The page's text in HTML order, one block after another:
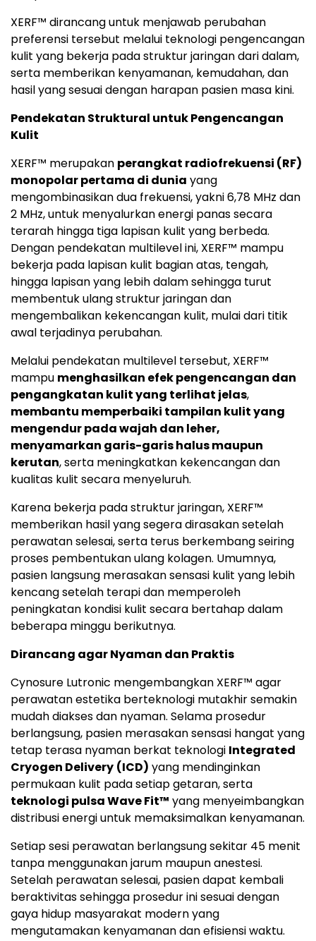
XERF™ dirancang untuk menjawab perubahan
preferensi tersebut melalui teknologi pengencangan
kulit yang bekerja pada struktur jaringan dari dalam,
serta memberikan kenyamanan, kemudahan, dan
hasil yang sesuai dengan harapan pasien masa kini.
Pendekatan Struktural untuk Pengencangan
Kulit
XERF™ merupakan perangkat radiofrekuensi (RF)
monopolar pertama di dunia yang
mengombinasikan dua frekuensi, yakni 6,78 MHz dan
2 MHz, untuk menyalurkan energi panas secara
terarah hingga tiga lapisan kulit yang berbeda.
Dengan pendekatan multilevel ini, XERF™ mampu
bekerja pada lapisan kulit bagian atas, tengah,
hingga lapisan yang lebih dalam sehingga turut
membentuk ulang struktur jaringan dan
mengembalikan kekencangan kulit, mulai dari titik
awal terjadinya perubahan.
Melalui pendekatan multilevel tersebut, XERF™
mampu menghasilkan efek pengencangan dan
pengangkatan kulit yang terlihat jelas,
membantu memperbaiki tampilan kulit yang
mengendur pada wajah dan leher,
menyamarkan garis-garis halus maupun
kerutan, serta meningkatkan kekencangan dan
kualitas kulit secara menyeluruh.
Karena bekerja pada struktur jaringan, XERF™
memberikan hasil yang segera dirasakan setelah
perawatan selesai, serta terus berkembang seiring
proses pembentukan ulang kolagen. Umumnya,
pasien langsung merasakan sensasi kulit yang lebih
kencang setelah terapi dan memperoleh
peningkatan kondisi kulit secara bertahap dalam
beberapa minggu berikutnya.
Dirancang agar Nyaman dan Praktis
Cynosure Lutronic mengembangkan XERF™ agar
perawatan estetika berteknologi mutakhir semakin
mudah diakses dan nyaman. Selama prosedur
berlangsung, pasien merasakan sensasi hangat yang
tetap terasa nyaman berkat teknologi Integrated
Cryogen Delivery (ICD) yang mendinginkan
permukaan kulit pada setiap getaran, serta
teknologi pulsa Wave Fit™ yang menyeimbangkan
distribusi energi untuk memaksimalkan kenyamanan.
Setiap sesi perawatan berlangsung sekitar 45 menit
tanpa menggunakan jarum maupun anestesi.
Setelah perawatan selesai, pasien dapat kembali
beraktivitas sehingga prosedur ini sesuai dengan
gaya hidup masyarakat modern yang
mengutamakan kenyamanan dan efisiensi waktu.